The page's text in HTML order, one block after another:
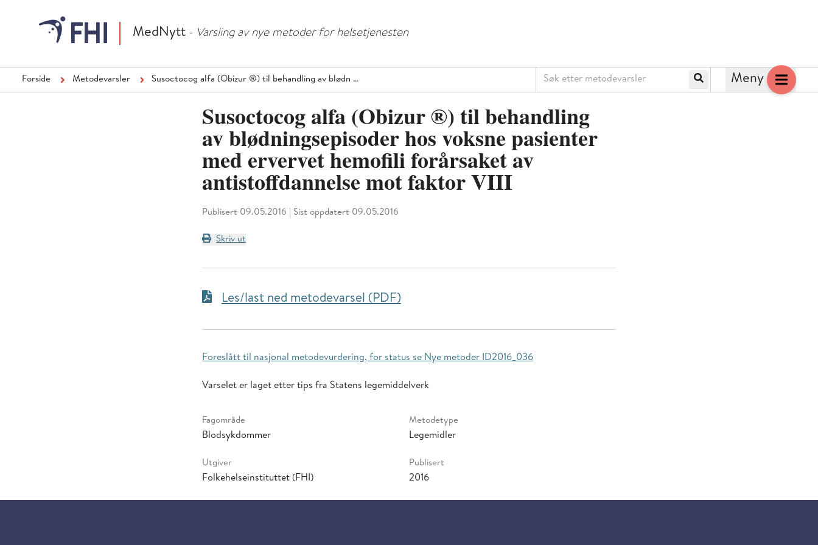
MedNytt - Varsling av nye metoder for helsetjenesten
Forside Metodevarsler Susoctocog alfa (Obizur ®) til behandling av blødn …
Søk etter metodevarsler
Søk Meny
Susoctocog alfa (Obizur ®) til behandling
av blødningsepisoder hos voksne pasienter
med ervervet hemofili forårsaket av
antistoffdannelse mot faktor VIII
Publisert 09.05.2016 Sist oppdatert 09.05.2016
Skriv ut
Les/last ned metodevarsel (PDF)
Foreslått til nasjonal metodevurdering, for status se Nye metoder ID2016_036
Varselet er laget etter tips fra Statens legemiddelverk
Fagområde
Blodsykdommer
Metodetype
Legemidler
Utgiver
Folkehelseinstituttet (FHI)
Publisert
2016